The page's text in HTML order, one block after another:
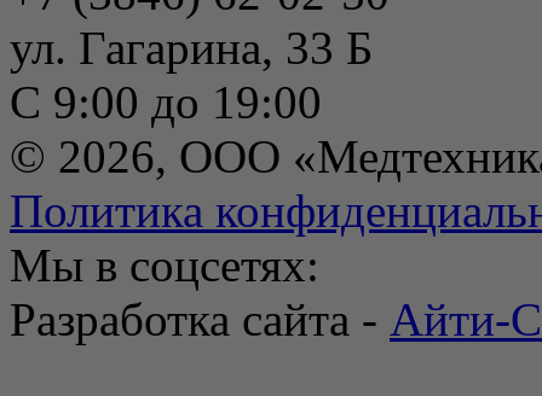
ул. Гагарина, 33 Б
С 9:00 до 19:00
© 2026, ООО
Политика
Мы в соцсетях:
Разработка сайта - Айти-